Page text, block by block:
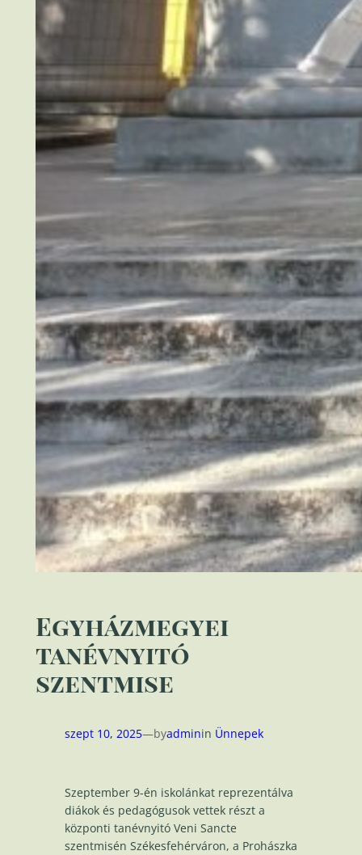
Egyházmegyei
tanévnyitó
szentmise
szept 10, 2025—byadminin Ünnepek
Szeptember 9-én iskolánkat reprezentálva
diákok és pedagógusok vettek részt a
központi tanévnyitó Veni Sancte
szentmisén Székesfehérváron, a Prohászka